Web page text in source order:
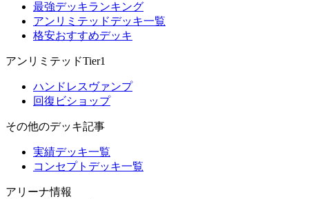
最強デッキランキング
アンリミテッドデッキ一覧
格安おすすめデッキ
アンリミテッドTier1
ハンドレスヴァンプ
回復ビショップ
その他のデッキ記事
実績デッキ一覧
コンセプトデッキ一覧
アリーナ情報